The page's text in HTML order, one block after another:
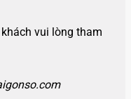
vui lòng tham